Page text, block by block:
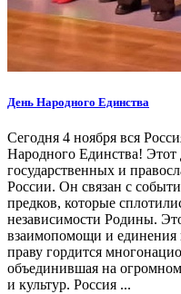
День Народного Единства
Сегодня 4 ноября вся
Народного Единства! Этот
государственных и
России. Он связан с
предков, которые
независимости Родины.
взаимопомощи и
праву гордится
объединившая на
и культур. Россия ...